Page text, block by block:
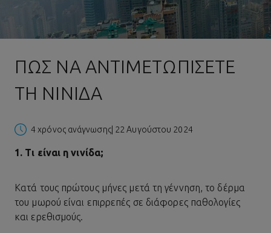
ΠΏΣ ΝΑ ΑΝΤΙΜΕΤΩΠΊΣΕΤΕ
ΤΗ ΝΙΝΊΔΑ
4 χρόνος ανάγνωσης| 22 Αυγούστου 2024
1. Τι είναι η νινίδα;
Κατά τους πρώτους μήνες μετά τη γέννηση, το δέρμα
του μωρού είναι επιρρεπές σε διάφορες παθολογίες
και ερεθισμούς.